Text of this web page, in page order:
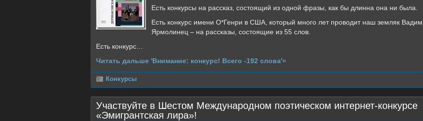
Есть конкурсы на рассказ, состоящий из одной фразы, как бы длинна она ни была.
Есть конкурс имени О*Генри в США, который много лет проводит наш земляк Вадим
Ярмолинец – на рассказы, состоящие из 55 слов.
Есть конкурс…
Читать дальше 'Внимание: конкурс! Всего -192 слова'»
Конкурсы
Участвуйте в Шестом Международном поэтическом интернет-конкурсе
«Эмигрантская лира»!